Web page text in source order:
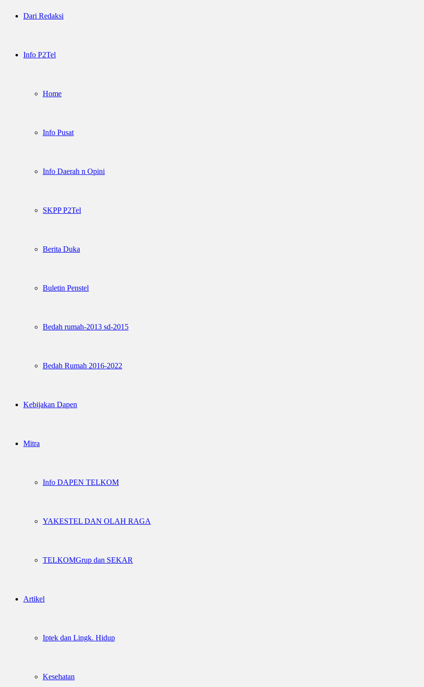
Dari Redaksi
Info P2Tel
Home
Info Pusat
Info Daerah n Opini
SKPP P2Tel
Berita Duka
Buletin Penstel
Bedah rumah-2013 sd-2015
Bedah Rumah 2016-2022
Kebijakan Dapen
Mitra
Info DAPEN TELKOM
YAKESTEL DAN OLAH RAGA
TELKOMGrup dan SEKAR
Artikel
Iptek dan Lingk. Hidup
Kesehatan